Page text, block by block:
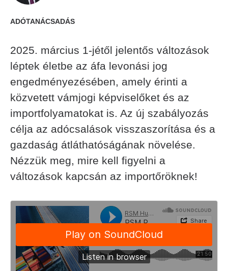
ADÓTANÁCSADÁS
2025. március 1-jétől jelentős változások
léptek életbe az áfa levonási jog
engedményezésében, amely érinti a
közvetett vámjogi képviselőket és az
importfolyamatokat is. Az új szabályozás
célja az adócsalások visszaszorítása és a
gazdaság átláthatóságának növelése.
Nézzük meg, mire kell figyelni a
változások kapcsán az importőröknek!